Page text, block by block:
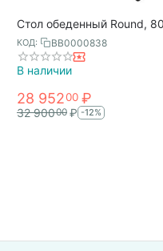
Стол обеденный Round,
черный, Bergenson Bjorn
КОД: BB0000838
В наличии
28 95200 ₽
32 90000 ₽ -12%